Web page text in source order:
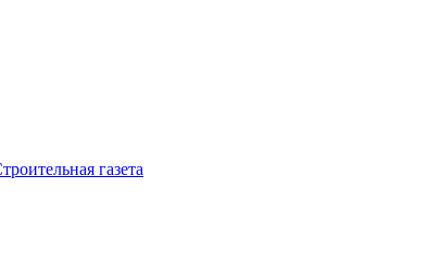
газета